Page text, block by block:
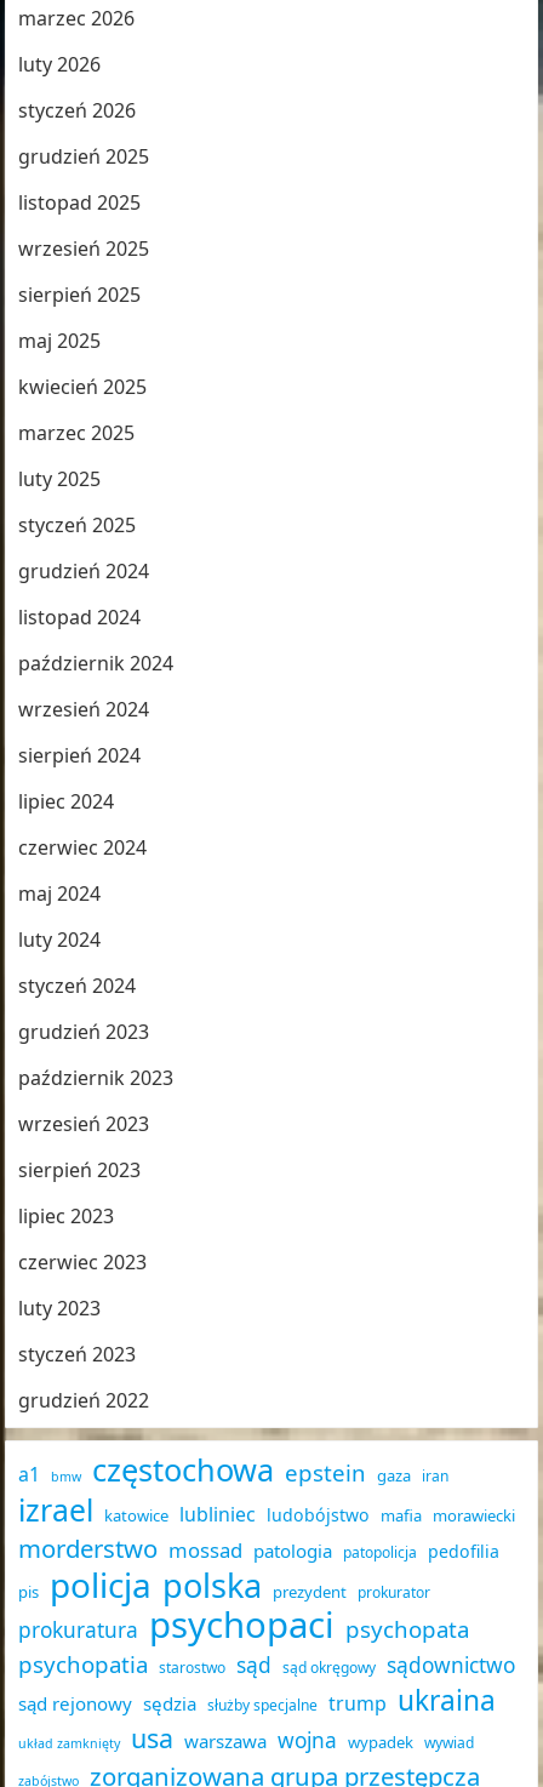
marzec 2026
luty 2026
styczeń 2026
grudzień 2025
listopad 2025
wrzesień 2025
sierpień 2025
maj 2025
kwiecień 2025
marzec 2025
luty 2025
styczeń 2025
grudzień 2024
listopad 2024
październik 2024
wrzesień 2024
sierpień 2024
lipiec 2024
czerwiec 2024
maj 2024
luty 2024
styczeń 2024
grudzień 2023
październik 2023
wrzesień 2023
sierpień 2023
lipiec 2023
czerwiec 2023
luty 2023
styczeń 2023
grudzień 2022
a1 bmw częstochowa epstein gaza iran
izrael katowice lubliniec ludobójstwo mafia morawiecki
morderstwo mossad patologia patopolicja pedofilia
pis policja polska prezydent prokurator
prokuratura psychopaci psychopata
psychopatia
starostwo sąd sąd okręgowy sądownictwo
sąd rejonowy sędzia służby specjalne trump ukraina
układ zamknięty usa warszawa wojna wypadek wywiad
zabójstwo zorganizowana grupa przestępcza